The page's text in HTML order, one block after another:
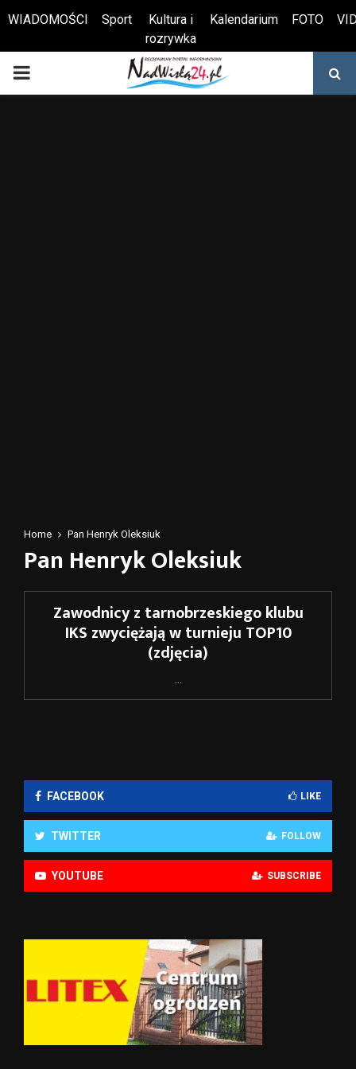
Otwórz pasek narzędzi
WIADOMOŚCI Sport
Kultura i
rozrywka
Kalendarium FOTO
PRIMARY
Home Pan Henryk Oleksiuk
Pan Henryk Oleksiuk
Zawodnicy z tarnobrzeskiego klubu
IKS zwyciężają w turnieju TOP10
(zdjęcia)
FACEBOOK LIKE
TWITTER FOLLOW
YOUTUBE SUBSCRIBE